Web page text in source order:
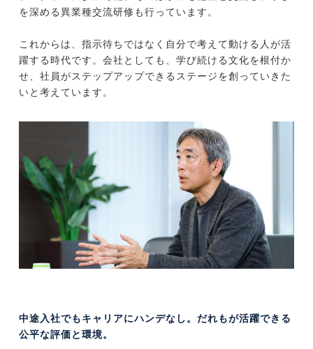
を深める異業種交流研修も行っています。
これからは、指示待ちではなく自分で考えて動ける人が活
躍する時代です。会社としても、学び続ける文化を根付か
せ、社員がステップアップできるステージを創っていきた
いと考えています。
中途入社でもキャリアにハンデなし。だれもが活躍できる
公平な評価と環境。